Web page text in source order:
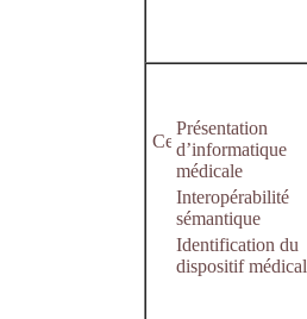
Présentation
d’informatique
médicale
Interopérabilité
sémantique
Identification du
dispositif médical